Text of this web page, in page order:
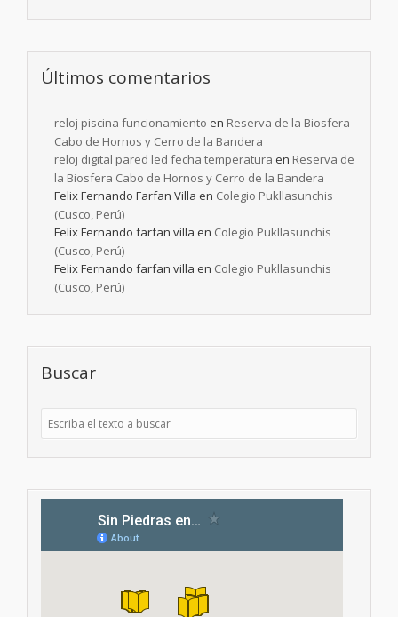
Últimos comentarios
reloj piscina funcionamiento en Reserva de la Biosfera
Cabo de Hornos y Cerro de la Bandera
reloj digital pared led fecha temperatura en Reserva de
la Biosfera Cabo de Hornos y Cerro de la Bandera
Felix Fernando Farfan Villa en Colegio Pukllasunchis
(Cusco, Perú)
Felix Fernando farfan villa en Colegio Pukllasunchis
(Cusco, Perú)
Felix Fernando farfan villa en Colegio Pukllasunchis
(Cusco, Perú)
Buscar